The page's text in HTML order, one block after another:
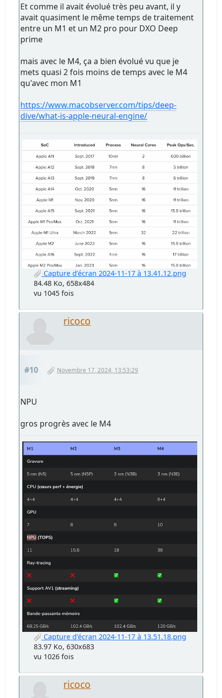
Et comme il avait évolué très peu avant, il y
avait quasiment le même temps de traitement
entre un M1 et un M2 pro pour DXO Deep
prime
mais avec le M4, ça a bien évolué vu que je
mets quasi 2 fois moins de temps avec le M4
qu'avec mon M1
https://www.macobserver.com/tips/deep-
dive/what-is-apple-neural-engine/
Capture d’écran 2024-11-17 à 13.41.12.png
84.48 Ko, 658x484
vu 1045 fois
ricoco
#10 Novembre 17, 2024, 13:53:29
NPU
gros progrès avec le M4
Capture d’écran 2024-11-17 à 13.51.18.png
83.97 Ko, 630x683
vu 1026 fois
ricoco